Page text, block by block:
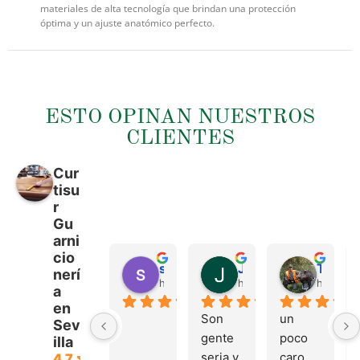
materiales de alta tecnología que brindan una protección
óptima y un ajuste anatómico perfecto.
ESTO OPINAN NUESTROS
CLIENTES
Cur
tisu
r
Gu
arni
cio
nerí
a
en
Sev
illa
hace 4 meses hace 4 meses
Son
gente
hace 4
un
poco